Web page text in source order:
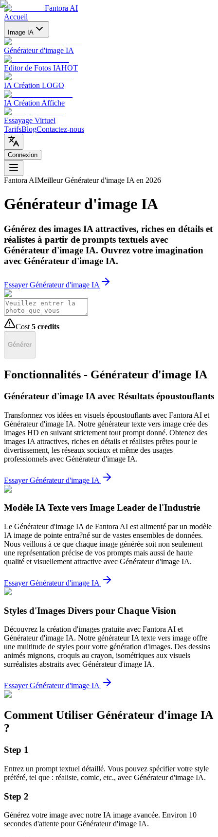
Fantora AI
Accueil
Image IA
Générateur d'image IA
Editor de Fotos IAHOT
IA Création LOGO
IA Création Affiche
Essayage Virtuel
TarifsBlogContactez-nous
Connexion
Fantora AIMeilleur Générateur d'image IA en 2026
Générateur d'image IA
Générez des images IA attractives, riches en détails et
réalistes à partir de prompts textuels avec
Générateur d'image IA. Ouvrez votre imagination
avec Générateur d'image IA.
Essayer Générateur d'image IA
Cost 5 credits
Générer
Fonctionnalités - Générateur d'image IA
Générateur d'image IA avec Résultats époustouflants
Transformez vos idées en visuels époustouflants avec Fantora AI et
Générateur d'image IA. Notre générateur texte vers image crée des
images HD en suivant strictement tout prompt donné. Obtenez des
images IA attractives, riches en détails et réalistes prêtes pour le
divertissement, les réseaux sociaux et même des usages
professionnels avec Générateur d'image IA.
Essayer Générateur d'image IA
Modèle IA Texte vers Image Leader de l'Industrie
Le Générateur d'image IA de Fantora AI est alimenté par un modèle
IA image de pointe entra?né sur de vastes ensembles de données.
Nous veillons à ce que chaque image générée soit non seulement
une représentation précise de vos prompts mais aussi de haute
qualité et visuellement attractive avec Générateur d'image IA.
Essayer Générateur d'image IA
Styles d'Images Divers pour Chaque Vision
Découvrez la création d'images gratuite avec Fantora AI et
Générateur d'image IA. Notre générateur IA texte vers image offre
une multitude de styles pour votre génération d'images. Des dessins
animés mignons, croquis au crayon, isométriques aux visuels
surréalistes abstraits avec Générateur d'image IA.
Essayer Générateur d'image IA
Comment Utiliser Générateur d'image IA
?
Step 1
Entrez un prompt textuel détaillé. Vous pouvez spécifier votre style
préféré, tel que : réaliste, comic, etc., avec Générateur d'image IA.
Step 2
Générez votre image avec notre IA image avancée. Environ 10
secondes d'attente pour Générateur d'image IA.